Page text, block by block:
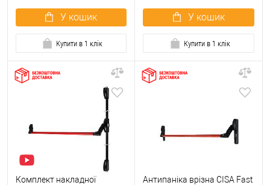
У кошик
Купити в 1 клік
У кошик
Купити в 1 клік
Комплект накладної
Антипаніка врізна CISA Fast